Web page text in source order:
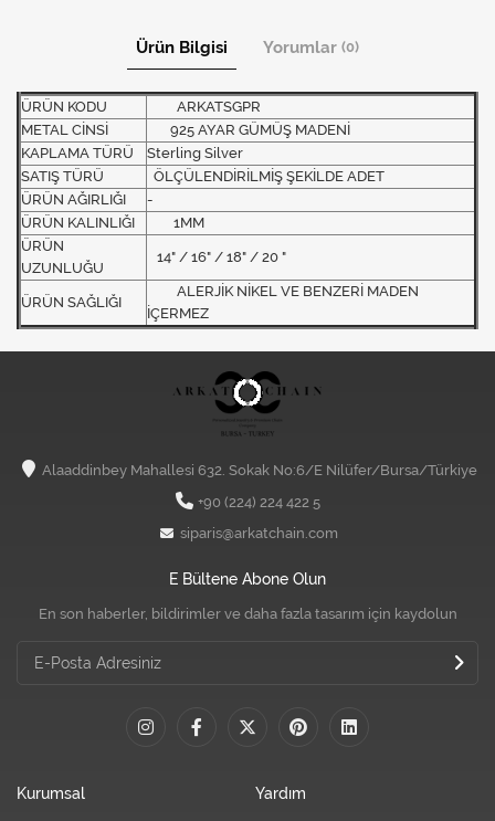
Ürün Bilgisi Yorumlar (0)
ÜRÜN KODU
ARKATSGPR
METAL CİNSİ
925 AYAR GÜMÜŞ MADENİ
KAPLAMA TÜRÜ
Sterling Silver
SATIŞ TÜRÜ
ÖLÇÜLENDİRİLMİŞ ŞEKİLDE ADET
ÜRÜN AĞIRLIĞI
-
ÜRÜN KALINLIĞI
1MM
ÜRÜN
UZUNLUĞU
14" / 16" / 18" / 20 "
ÜRÜN SAĞLIĞI
ALERJİK NİKEL VE BENZERİ MADEN
İÇERMEZ
Alaaddinbey Mahallesi 632. Sokak No:6/E Nilüfer/Bursa/Türkiye
+90 (224) 224 422 5
siparis@arkatchain.com
E Bültene Abone Olun
En son haberler, bildirimler ve daha fazla tasarım için kaydolun
Kurumsal Yardım